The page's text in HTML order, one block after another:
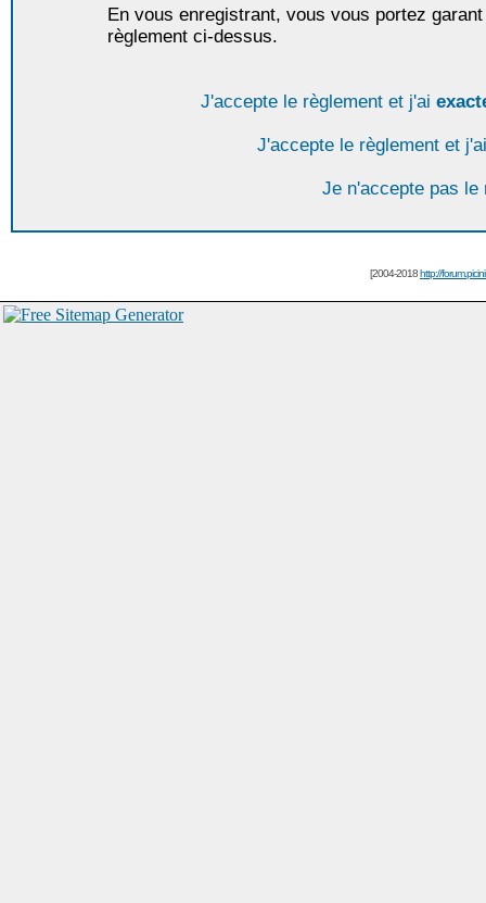
En vous enregistrant, vous vous portez
règlement ci-dessus.
J'accepte le règlement et j'ai
J'accepte le règlement et
Je n'accepte pas le
[2004-2018http://